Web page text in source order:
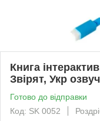
Книга
Звірят, Укр
Готово до відправки
Код: SK 0052